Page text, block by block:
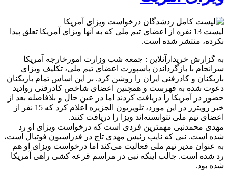
لیست 13 نفره از اعضای تیم ملی که به آنها ویزای آمریکا تعلق پیدا
نکرده، منتشر شده است.
به گزارش خریدارآنلاین : جمعه شب وزارت امورخارجه آمریکا
سرانجام با بازگرداندن پاسپورت اعضای تیم ملی، تکلیف ویزای
بازیکنان و کادرفنی ایران را روشن کرد. بر این اساس تمام بازیکنان
دعوت شده به فهرست و همچنین اعضای شاخص کادرفنی روادید
حضور در آمریکا را دریافت کردند اما در عین حال و بلافاصله بعد از
خبر رویترز در این مورد، تلویزیون الجزیره اعلام کرد که 15 نفر از
اعضای تیم ملی نتوانسته‌اند ویزا را دریافت کنند.
مهدی محمدنبی مهمترین فردی است که درخواست ویزای او رد
شده است. نبی که نایب رئیس مهدی تاج در فدراسیون فوتبال است،
به عنوان مدیر تیم ملی فعالیت می‌کند اما درخواست ویزای او هم
رد شده است. جالب اینکه نبی در مراسم قرعه کشی راهی آمریکا
شده بود.